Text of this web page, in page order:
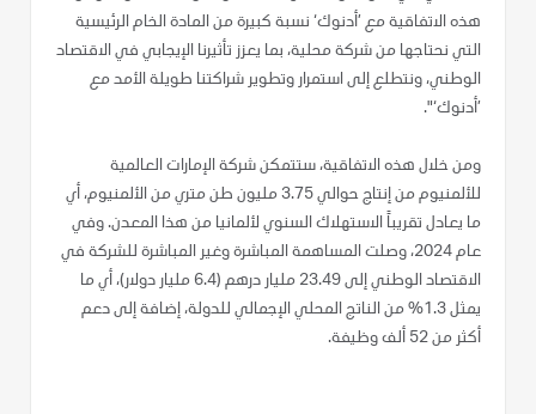
هذه الاتفاقية مع ’أدنوك‘ نسبة كبيرة من المادة الخام الرئيسية
التي نحتاجها من شركة محلية، بما يعزز تأثيرنا الإيجابي في الاقتصاد
الوطني، ونتطلع إلى استمرار وتطوير شراكتنا طويلة الأمد مع
’أدنوك‘".
ومن خلال هذه الاتفاقية، ستتمكن شركة الإمارات العالمية
للألمنيوم من إنتاج حوالي 3.75 مليون طن متري من الألمنيوم، أي
ما يعادل تقريباً الاستهلاك السنوي لألمانيا من هذا المعدن. وفي
عام 2024، وصلت المساهمة المباشرة وغير المباشرة للشركة في
الاقتصاد الوطني إلى 23.49 مليار درهم (6.4 مليار دولار)، أي ما
يمثل 1.3% من الناتج المحلي الإجمالي للدولة، إضافة إلى دعم
أكثر من 52 ألف وظيفة.